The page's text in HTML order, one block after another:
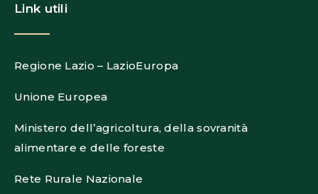
Link utili
Regione Lazio – LazioEuropa
Unione Europea
Ministero dell’agricoltura, della sovranità
alimentare e delle foreste
Rete Rurale Nazionale